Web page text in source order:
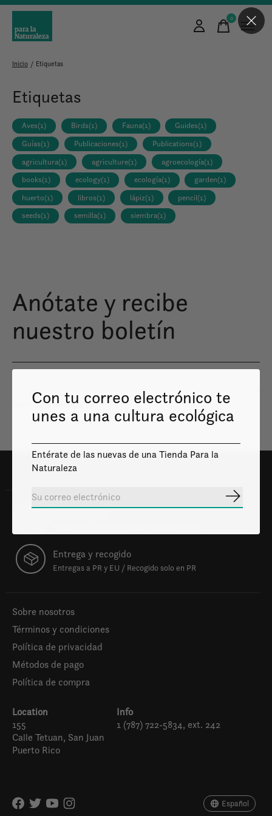
0items
Inicio / Etiquetas
Etiquetas
Aves(1) Birds(1) Fauna(1) Guides(1)
Guías(1) Publicaciones(1) Publications(1)
agricultura(1) agriculture(1) agroecología(1)
books(1) ecology(1) ecología(1) garden(1)
huerto(1) libros(1) lápiz(1) pencil(1)
seeds(1) semilla(1) siembra(1)
Anótate y recibe
nuestro boletín
Entrega y recogido
Entregas a PR y EU / Recogido solo en PR
Sobre nosotros
Términos y condiciones
Política de privacidad
Métodos de pago
Política de compra
Location
155
Calle Tetuan, San Juan
Puerto Rico
Info
1 (787) 722-5834, ext. 242
Español
Con tu correo electrónico te
unes a una cultura ecológica
Entérate de las nuevas de una Tienda Para la
Naturaleza